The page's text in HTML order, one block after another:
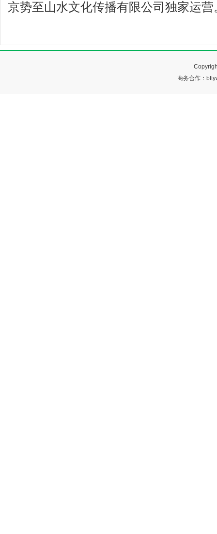
京势至山水文化传播有限公司独家运营
商务合作：